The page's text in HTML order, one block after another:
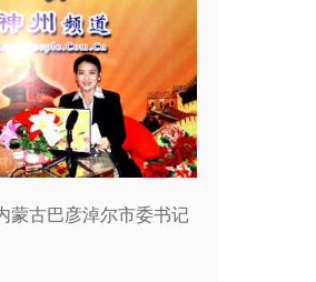
蒙古巴彦淖尔市委书记